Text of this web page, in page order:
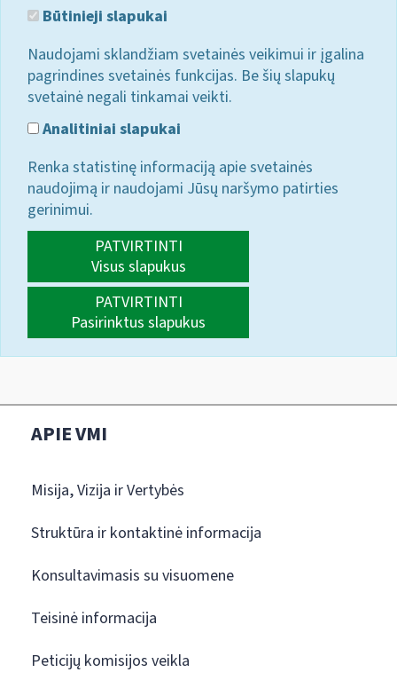
Būtinieji slapukai
Naudojami sklandžiam svetainės veikimui ir įgalina
pagrindines svetainės funkcijas. Be šių slapukų
svetainė negali tinkamai veikti.
Analitiniai slapukai
Renka statistinę informaciją apie svetainės
naudojimą ir naudojami Jūsų naršymo patirties
gerinimui.
PATVIRTINTI
Visus slapukus
PATVIRTINTI
Pasirinktus slapukus
APIE VMI
Misija, Vizija ir Vertybės
Struktūra ir kontaktinė informacija
Konsultavimasis su visuomene
Teisinė informacija
Peticijų komisijos veikla